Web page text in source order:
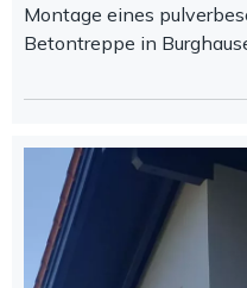
Montage eines
Betontreppe in